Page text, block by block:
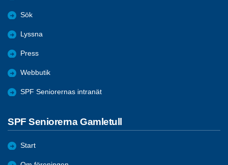
Sök
Lyssna
Press
Webbutik
SPF Seniorernas intranät
SPF Seniorerna Gamletull
Start